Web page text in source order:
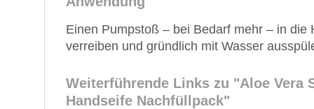
Einen Pumpstoß – bei Bedarf mehr – in die
verreiben und gründlich mit Wasser
Weiterführende Links zu "Aloe Vera
Handseife Nachfüllpack"